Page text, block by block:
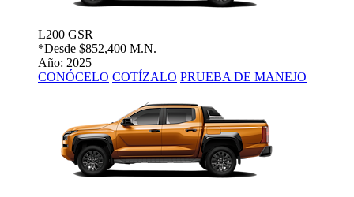
L200 GSR
*Desde $852,400 M.N.
Año: 2025
CONÓCELO COTÍZALO PRUEBA DE MANEJO